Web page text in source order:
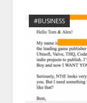
#BUSINESS